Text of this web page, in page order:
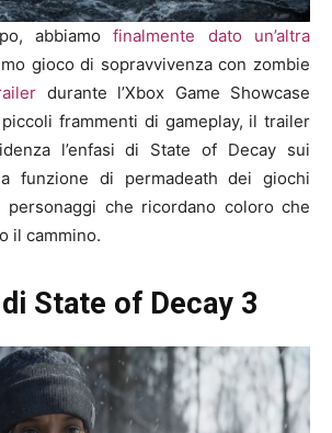
abbiamofinalmente dato un’altra
gioco di sopravvivenza con zombie
durante l’Xbox Game Showcase
frammenti di gameplay, il trailer
l’enfasi di State of Decay sui
funzione di permadeath dei giochi
che ricordano coloro che
il cammino.
State of Decay 3